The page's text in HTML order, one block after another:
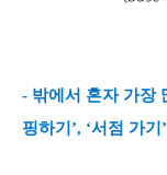
- 밖에서 혼자 가장
핑하기’, ‘서점 가기